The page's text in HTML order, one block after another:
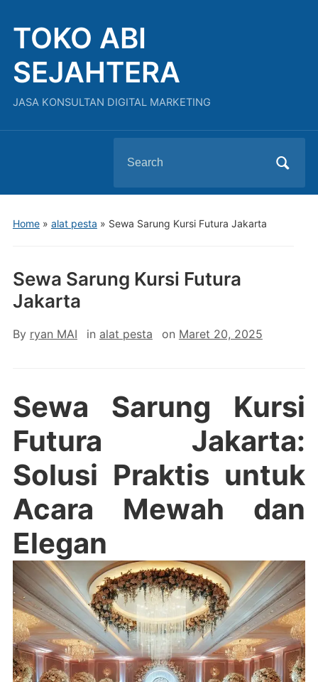
TOKO ABI
SEJAHTERA
JASA KONSULTAN DIGITAL MARKETING
for:
Home» alat pesta » Sewa Sarung Kursi Futura Jakarta
Sewa Sarung Kursi Futura
Jakarta
By ryan MAI in alat pesta on Maret 20, 2025
Sewa Sarung Kursi
Futura Jakarta:
Solusi Praktis untuk
Acara Mewah dan
Elegan